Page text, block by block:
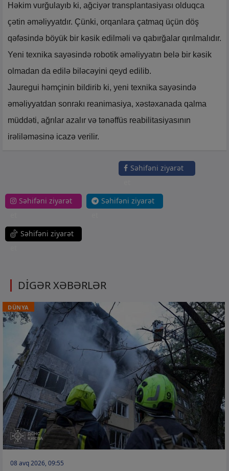
Həkim vurğulayıb ki, ağciyər transplantasiyası olduqca
çətin əməliyyatdır. Çünki, orqanlara çatmaq üçün döş
qəfəsində böyük bir kəsik edilməli və qabırğalar qırılmalıdır.
Yeni texnika sayəsində robotik əməliyyatın belə bir kəsik
olmadan da edilə biləcəyini qeyd edilib.
Jauregui həmçinin bildirib ki, yeni texnika sayəsində
əməliyyatdan sonrakı reanimasiya, xəstəxanada qalma
müddəti, ağrılar azalır və tənəffüs reabilitasiyasının
irəliləməsinə icazə verilir.
Səhifəni ziyarət
Səhifəni ziyarət
Səhifəni ziyarət
Səhifəni ziyarət
DİGƏR XƏBƏRLƏR
DÜNYA
08 avq 2026, 09:55